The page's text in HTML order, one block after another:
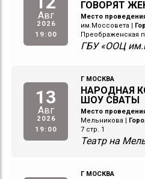
Авг
2026
19:00
ГОВОРЯТ
Место
им.Моссовета
Преображенская
ГБУ «ООЦ
13
Авг
2026
19:00
Г МОСКВА
НАРОДНАЯ
ШОУ СВАТЫ
Место
Мельникова
7 стр. 1
Театр на
Г МОСКВА